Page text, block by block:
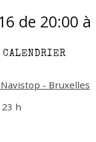
de 20:00 à
- Bruxelles
23 h